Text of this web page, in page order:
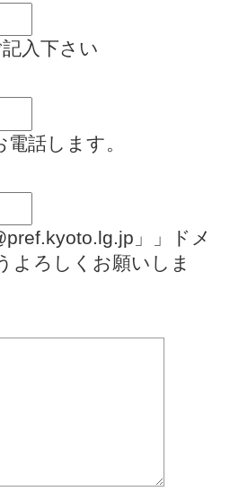
入下さい
話します。
」」ドメ
よろしくお願いしま